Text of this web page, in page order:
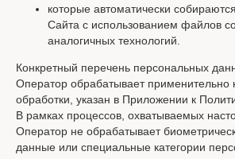
которые автоматически
Сайта с использованием файлов
аналогичных технологий.
Конкретный перечень персональных
Оператор обрабатывает применительно
обработки, указан в Приложении к
В рамках процессов, охватываемых
Оператор не обрабатывает
данные или специальные категории